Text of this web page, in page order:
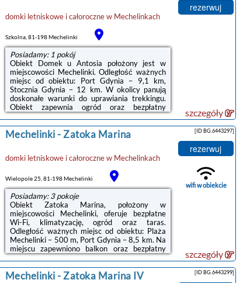
wyposażeniem, takim jak lodówka i
zmywarka, a także łazienkę (1) z prysznicem.
Goście mogą podziwiać widok na ogród. W
domu ...
domki letniskowe i całorocznew Mechelinkach
Szkolna, 81-198 Mechelinki
Posiadamy: 1 pokój
Obiekt Domek u Antosia położony jest w
miejscowości Mechelinki. Odległość ważnych
miejsc od obiektu: Port Gdynia – 9,1 km,
Stocznia Gdynia – 12 km. W okolicy panują
doskonałe warunki do uprawiania trekkingu.
Obiekt zapewnia ogród oraz bezpłatny
prywatny parking. W okolicy w odległości
niecały kilometr znajduje się Plaża
Mechelinki.W domu wakacyjnym z 2
wyposażeniem, w tym lodówką i płytą
kuchenną, a także łazienkę (1) z prysznicem.
W domu wakacyjnym zapewniono ręczniki i
pościel.Na ...
rezerwuj
szczegóły
Mechelinki-Zatoka Marina
domki letniskowe i całorocznew Mechelinkach
Wielopole 25, 81-198 Mechelinki
Posiadamy: 3 pokoje
Obiekt Zatoka Marina, położony w
miejscowości Mechelinki, oferuje bezpłatne
Wi-Fi, klimatyzację, ogród oraz taras.
Odległość ważnych miejsc od obiektu: Plaża
Mechelinki – 500 m, Port Gdynia – 8,5 km. Na
miejscu zapewniono balkon oraz bezpłatny
prywatny parking.W domu wakacyjnym z 2
sypialniami zapewniono salon z telewizorem z
płaskim ekranem z dostępem do kanałów
[ID BG.6443297]
rezerwuj
wifi w obiekcie
szczegóły
Mechelinki-Zatoka Marina IV [ID BG.6443299]